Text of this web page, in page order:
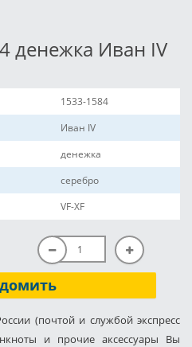
денежка Иван IV
1533-1584
Иван IV
денежка
серебро
VF-XF
(почтой и службой экспресс
и прочие аксессуары Вы